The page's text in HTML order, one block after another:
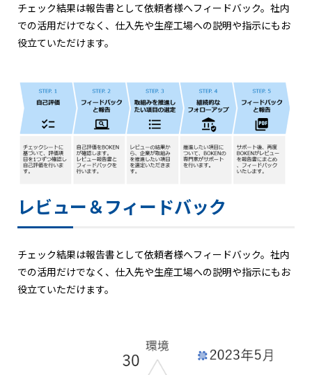
チェック結果は報告書として依頼者様へフィードバック。社内
での活用だけでなく、仕入先や生産工場への説明や指示にもお
役立ていただけます。
レビュー＆フィードバック
チェック結果は報告書として依頼者様へフィードバック。社内
での活用だけでなく、仕入先や生産工場への説明や指示にもお
役立ていただけます。